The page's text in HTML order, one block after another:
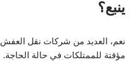
ينبع؟
نعم، العديد من شركات نقل
مؤقتة للممتلكات في حالة الحاجة.